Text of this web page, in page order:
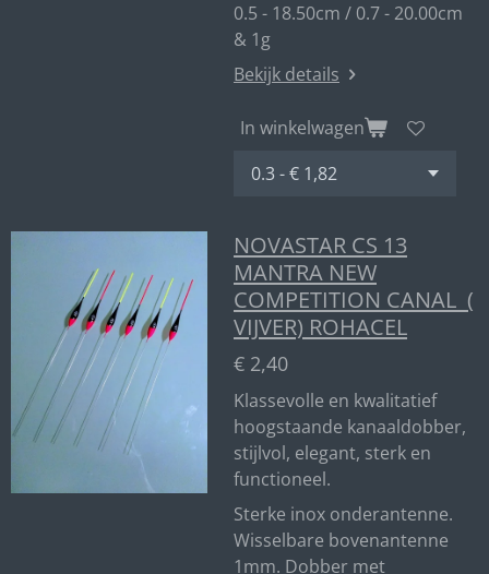
0.5 - 18.50cm / 0.7 - 20.00cm
& 1g
Bekijk details
In winkelwagen
NOVASTAR CS 13
MANTRA NEW
COMPETITION CANAL (
VIJVER) ROHACEL
€ 2,40
Klassevolle en kwalitatief
hoogstaande kanaaldobber,
stijlvol, elegant, sterk en
functioneel.
Sterke inox onderantenne.
Wisselbare bovenantenne
1mm. Dobber met